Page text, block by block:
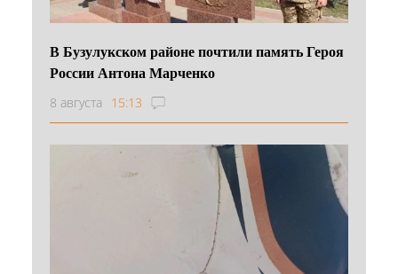
В Бузулукском районе почтили память Героя
России Антона Марченко
8 августа 15:13